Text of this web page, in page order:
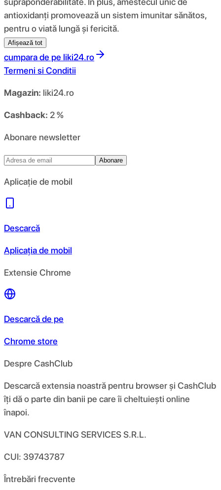
antioxidanţi promovează un sistem imunitar sănătos,
pentru o viată lungă și fericită.
Afișează tot
cumpara de pe liki24.ro
Termeni si Conditii
Magazin: liki24.ro
Cashback: 2 %
Abonare newsletter
Abonare
Aplicație de mobil
Descarcă
Aplicația de mobil
Extensie Chrome
Descarcă de pe
Chrome store
Despre CashClub
Descarcă extensia noastră pentru browser și CashClub
îți dă o parte din banii pe care îi cheltuiești online
înapoi.
VAN CONSULTING SERVICES S.R.L.
CUI: 39743787
Întrebări frecvente